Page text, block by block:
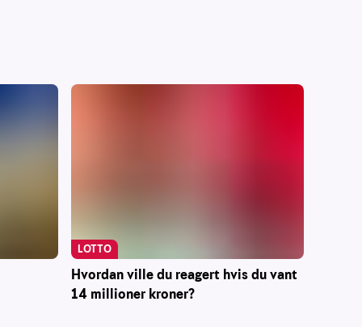
Hvordan ville du reagert hvis du vant
14 millioner kroner?
LOTTO